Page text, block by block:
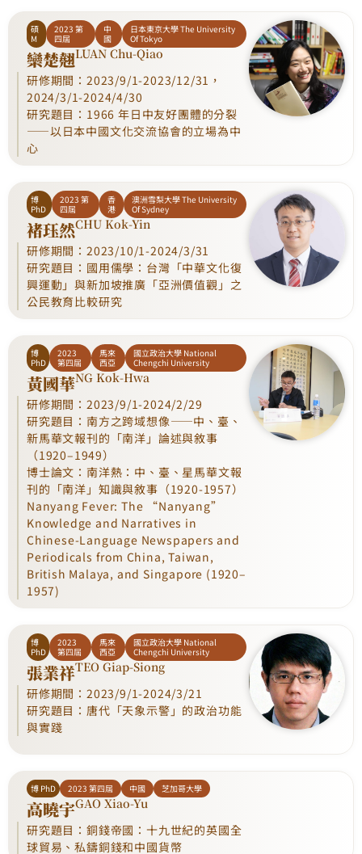
碩
M
2023 第
四屆
中
國
日本東京大學 The University
Of Tokyo
欒楚翹LUAN Chu-Qiao
研修期間：2023/9/1-2023/12/31，
2024/3/1-2024/4/30
研究題目：1966 年日中友好團體的分裂
——以日本中國文化交流協會的立場為中
心
博
PhD
2023 第
四屆
香
港
澳洲雪梨大學 The University
Of Sydney
褚珏然CHU Kok-Yin
研修期間：2023/10/1-2024/3/31
研究題目：國用儒學：台灣「中華文化復
興運動」與新加坡推廣「亞洲價值觀」之
公民教育比較研究
博
PhD
2023
第四屆
馬來
西亞
國立政治大學 National
Chengchi University
黃國華NG Kok-Hwa
研修期間：2023/9/1-2024/2/29
研究題目：南方之跨域想像——中、臺、
新馬華文報刊的「南洋」論述與敘事
（1920–1949）
博士論文：南洋熱：中、臺、星馬華文報
刊的「南洋」知識與敘事（1920-1957）
Nanyang Fever: The “Nanyang”
Knowledge and Narratives in
Chinese-Language Newspapers and
Periodicals from China, Taiwan,
British Malaya, and Singapore (1920–
1957)
博
PhD
2023
第四屆
馬來
西亞
國立政治大學 National
Chengchi University
張業祥TEO Giap-Siong
研修期間：2023/9/1-2024/3/21
研究題目：唐代「天象示警」的政治功能
與實踐
博 PhD 2023 第四屆 中國 芝加哥大學
高曉宇GAO Xiao-Yu
研究題目：銅錢帝國：十九世紀的英國全
球貿易、私鑄銅錢和中國貨幣